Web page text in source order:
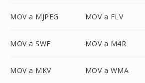
MOV a MJPEG MOV a FLV
MOV a SWF MOV a M4R
MOV a MKV MOV a WMA